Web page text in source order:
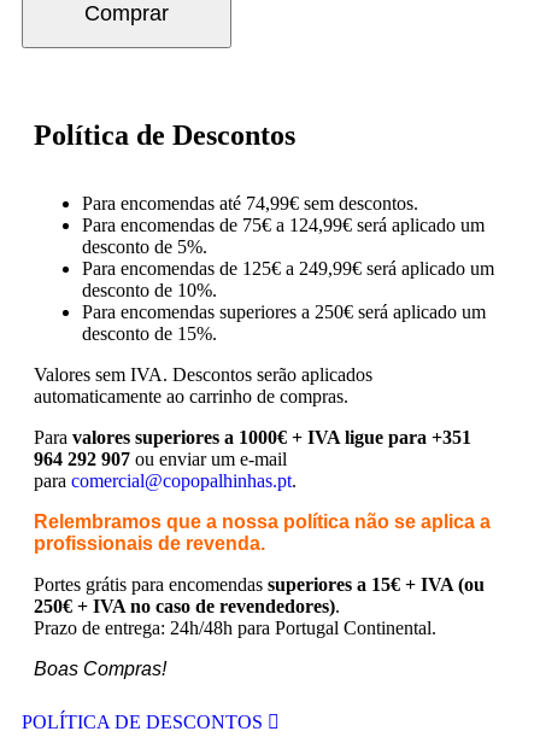
Comprar
Política de Descontos
Para encomendas até 74,99€ sem descontos.
Para encomendas de 75€ a 124,99€ será aplicado um
desconto de 5%.
Para encomendas de 125€ a 249,99€ será aplicado um
desconto de 10%.
Para encomendas superiores a 250€ será aplicado um
desconto de 15%.
Valores sem IVA. Descontos serão aplicados
automaticamente ao carrinho de compras.
Para valores superiores a 1000€ + IVA ligue para +351
964 292 907 ou enviar um e-mail
para comercial@copopalhinhas.pt.
Relembramos que a nossa política não se aplica a
profissionais de revenda.
Portes grátis para encomendas superiores a 15€ + IVA (ou
250€ + IVA no caso de revendedores).
Prazo de entrega: 24h/48h para Portugal Continental.
Boas Compras!
POLÍTICA DE DESCONTOS